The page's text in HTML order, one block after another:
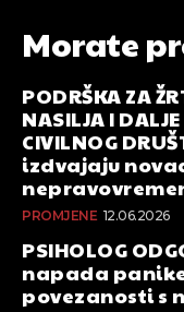
Morate
PODRŠKA ZA
NASILJA I
CIVILNOG
izdvajaju
PROMJENE 12.06.2026
PSIHOLOG
napada
povezanosti s